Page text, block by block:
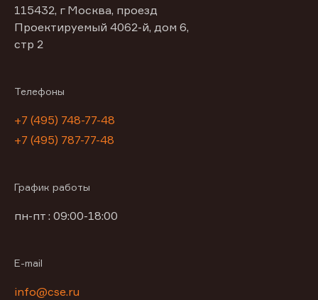
115432, г Москва, проезд
Проектируемый 4062-й, дом 6,
стр 2
Телефоны
+7 (495) 748-77-48
+7 (495) 787-77-48
График работы
пн-пт : 09:00-18:00
E-mail
info@cse.ru